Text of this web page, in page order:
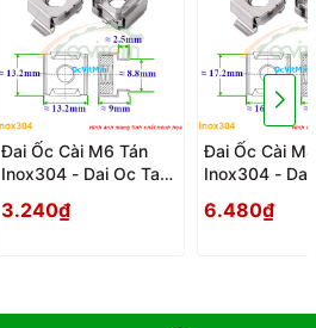
Đai Ốc Cài M6 Tán
Inox304 - Dai Oc Tan
3.240₫
Đai Ốc Cài
Inox304 - Dai
6.480₫